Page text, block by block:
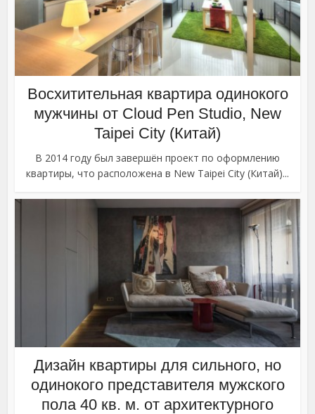
Восхитительная квартира одинокого
мужчины от Cloud Pen Studio, New
Taipei City (Китай)
В 2014 году был завершён проект по оформлению
квартиры, что расположена в New Taipei City (Китай)...
Дизайн квартиры для сильного, но
одинокого представителя мужского
пола 40 кв. м. от архитектурного